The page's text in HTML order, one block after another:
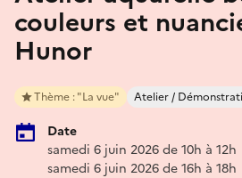
couleurs et
Hunor
Thème : "La vue" Atelier /
Date
samedi 6 juin 2026 de 10h à 12h
samedi 6 juin 2026 de 16h à 18h